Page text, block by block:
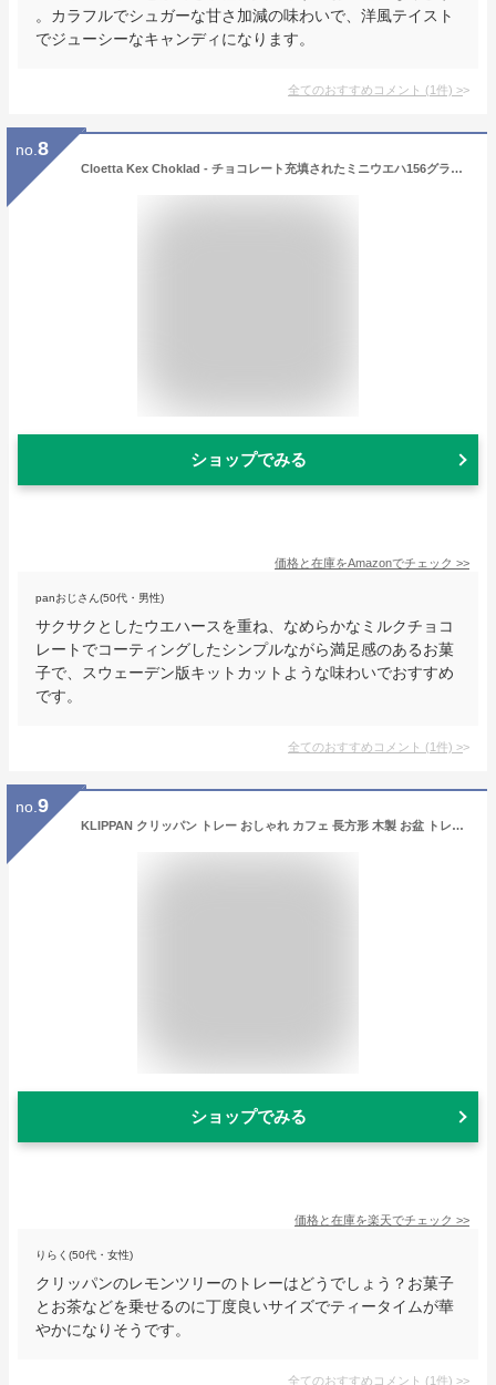
。カラフルでシュガーな甘さ加減の味わいで、洋風テイスト
でジューシーなキャンディになります。
全てのおすすめコメント (1件) >
no. 8
Cloetta Kex Choklad - チョコレート充填されたミニウエハ156グラム (x 4) - Cloetta Kex Choklad - Chocolate Filled Mini Wafers 156g (Pack of 4) [並行輸入品]
ショップでみる
価格と在庫をAmazonでチェック >>
panおじさん(50代・男性)
サクサクとしたウエハースを重ね、なめらかなミルクチョコ
レートでコーティングしたシンプルながら満足感のあるお菓
子で、スウェーデン版キットカットような味わいでおすすめ
です。
全てのおすすめコメント (1件) >
no. 9
KLIPPAN クリッパン トレー おしゃれ カフェ 長方形 木製 お盆 トレイ スウェーデン レモンツリー LEMON TREE 北欧 Bitte Stenstrom 縦19.5×横27×幅1cm
ショップでみる
価格と在庫を楽天でチェック >>
りらく(50代・女性)
クリッパンのレモンツリーのトレーはどうでしょう？お菓子
とお茶などを乗せるのに丁度良いサイズでティータイムが華
やかになりそうです。
全てのおすすめコメント (1件) >